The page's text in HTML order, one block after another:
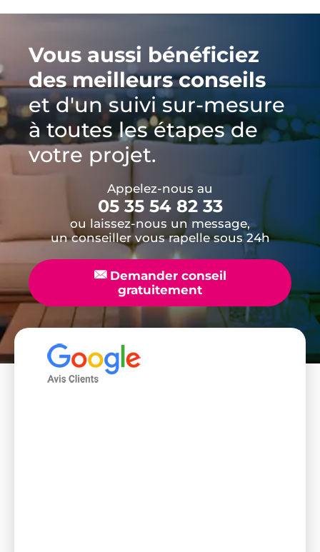
Vous aussi bénéficiez
des meilleurs conseils
et d'un suivi sur-mesure
à toutes les étapes de
votre projet.
Appelez-nous au
05 35 54 82 33
ou laissez-nous un message,
un conseiller vous rapelle sous 24h
📧Demander conseil
gratuitement